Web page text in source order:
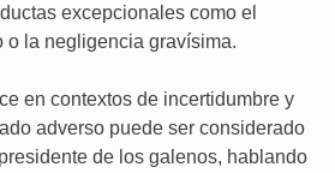
excepcionales como el
o la negligencia gravísima.
en contextos de incertidumbre y
adverso puede ser considerado
de los galenos, hablando